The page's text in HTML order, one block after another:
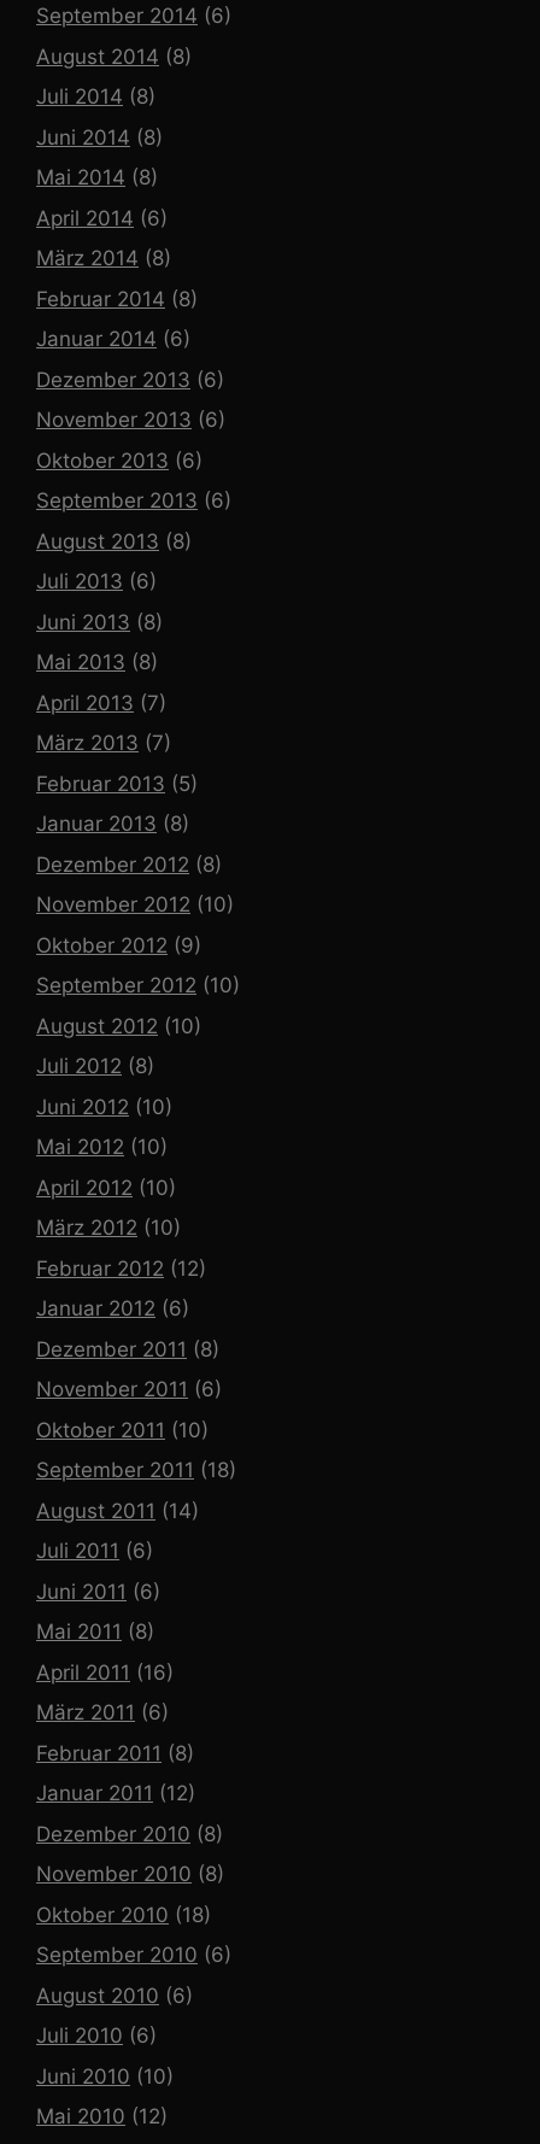
September 2014 (6)
August 2014 (8)
Juli 2014 (8)
Juni 2014 (8)
Mai 2014 (8)
April 2014 (6)
März 2014 (8)
Februar 2014 (8)
Januar 2014 (6)
Dezember 2013 (6)
November 2013 (6)
Oktober 2013 (6)
September 2013 (6)
August 2013 (8)
Juli 2013 (6)
Juni 2013 (8)
Mai 2013 (8)
April 2013 (7)
März 2013 (7)
Februar 2013 (5)
Januar 2013 (8)
Dezember 2012 (8)
November 2012 (10)
Oktober 2012 (9)
September 2012 (10)
August 2012 (10)
Juli 2012 (8)
Juni 2012 (10)
Mai 2012 (10)
April 2012 (10)
März 2012 (10)
Februar 2012 (12)
Januar 2012 (6)
Dezember 2011 (8)
November 2011 (6)
Oktober 2011 (10)
September 2011 (18)
August 2011 (14)
Juli 2011 (6)
Juni 2011 (6)
Mai 2011 (8)
April 2011 (16)
März 2011 (6)
Februar 2011 (8)
Januar 2011 (12)
Dezember 2010 (8)
November 2010 (8)
Oktober 2010 (18)
September 2010 (6)
August 2010 (6)
Juli 2010 (6)
Juni 2010 (10)
Mai 2010 (12)